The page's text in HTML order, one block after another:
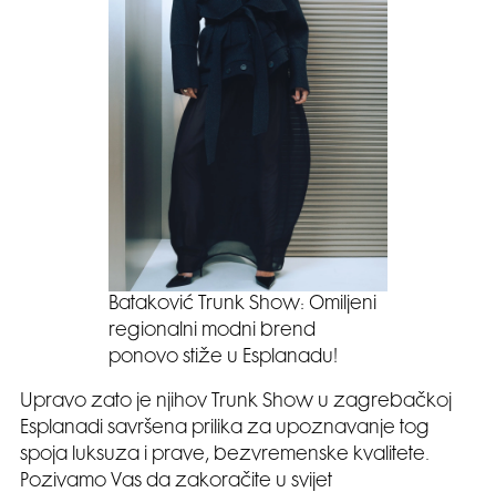
Bataković Trunk Show: Omiljeni
regionalni modni brend
ponovo stiže u Esplanadu!
Upravo zato je njihov Trunk Show u zagrebačkoj
Esplanadi savršena prilika za upoznavanje tog
spoja luksuza i prave, bezvremenske kvalitete.
Pozivamo Vas da zakoračite u svijet